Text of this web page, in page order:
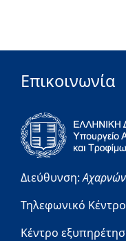
Επικοινωνία
Διεύθυνση:
Τηλεφωνικό
Κέντρο